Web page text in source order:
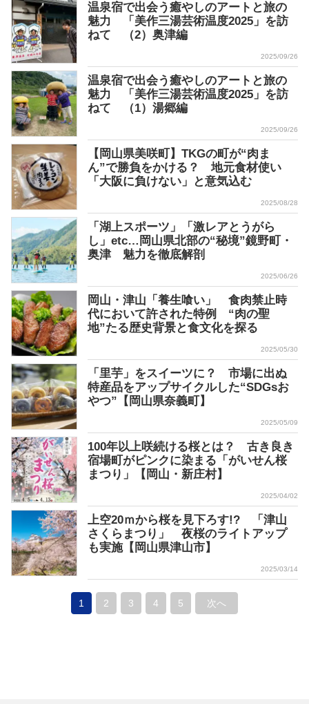
温泉宿で出会う癒やしのアートと旅の
魅力 「美作三湯芸術温度2025」を訪
ねて （2）奥津編
2025/09/26
温泉宿で出会う癒やしのアートと旅の
魅力 「美作三湯芸術温度2025」を訪
ねて （1）湯郷編
2025/09/26
【岡山県美咲町】TKGの町が“肉ま
ん”で勝負をかける？ 地元食材使い
「大阪に負けない」と意気込む
2025/08/28
「湖上スポーツ」「激レアとうがら
し」etc…岡山県北部の“秘境”鏡野町・
奥津 魅力を徹底解剖
2025/06/26
岡山・津山「養生喰い」 食肉禁止時
代において許された特例 “肉の聖
地”たる歴史背景と食文化を探る
2025/05/30
「里芋」をスイーツに？ 市場に出ぬ
特産品をアップサイクルした“SDGsお
やつ”【岡山県奈義町】
2025/05/09
100年以上咲続ける桜とは？ 古き良き
宿場町がピンクに染まる「がいせん桜
まつり」【岡山・新庄村】
2025/04/02
上空20ｍから桜を見下ろす!? 「津山
さくらまつり」 夜桜のライトアップ
も実施【岡山県津山市】
2025/03/14
1 2 3 4 5 次へ